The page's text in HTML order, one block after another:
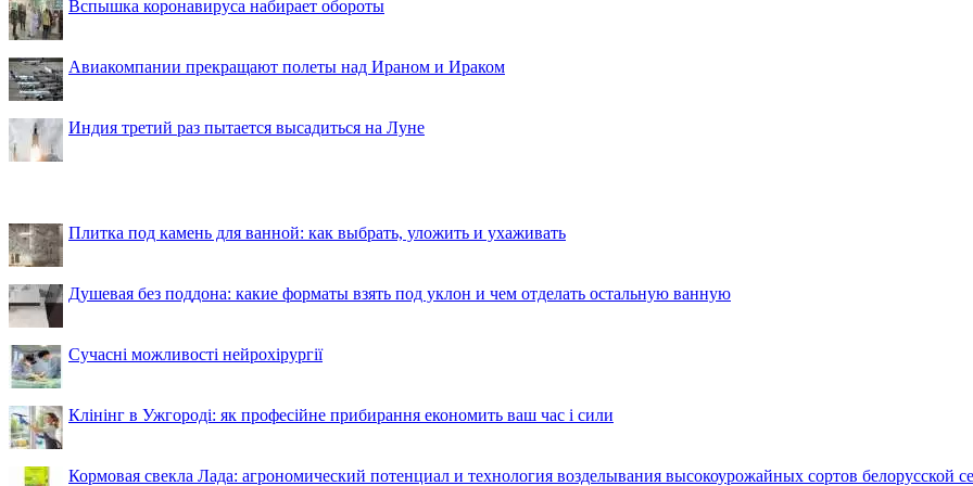
Вспышка коронавируса набирает обороты
Авиакомпании прекращают полеты над Ираном и Ираком
Индия третий раз пытается высадиться на Луне
Плитка под камень для ванной: как выбрать, уложить и ухаживать
Душевая без поддона: какие форматы взять под уклон и чем отделать остальную ванную
Сучасні можливості нейрохірургії
Клінінг в Ужгороді: як професійне прибирання економить ваш час і сили
Кормовая свекла Лада: агрономический потенциал и технология возделывания высокоурожайных сортов белорусской